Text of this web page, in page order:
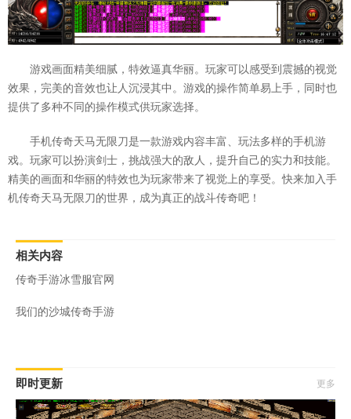
游戏画面精美细腻，特效逼真华丽。玩家可以感受到震撼的视觉
效果，完美的音效也让人沉浸其中。游戏的操作简单易上手，同时也
提供了多种不同的操作模式供玩家选择。
手机传奇天马无限刀是一款游戏内容丰富、玩法多样的手机游
戏。玩家可以扮演剑士，挑战强大的敌人，提升自己的实力和技能。
精美的画面和华丽的特效也为玩家带来了视觉上的享受。快来加入手
机传奇天马无限刀的世界，成为真正的战斗传奇吧！
相关内容
传奇手游冰雪服官网
我们的沙城传奇手游
即时更新 更多